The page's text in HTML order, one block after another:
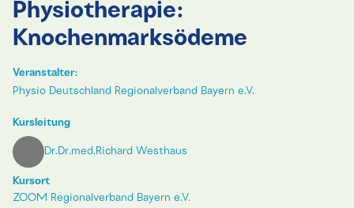
Physiotherapie:
Knochenmarksödeme
Veranstalter:
Physio Deutschland Regionalverband Bayern e.V.
Kursleitung
Dr.Dr.med.Richard Westhaus
Kursort
ZOOM Regionalverband Bayern e.V.